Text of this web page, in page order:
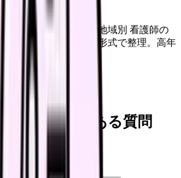
グ｜診療科・施設・地域別 看護師の
地域別にランキング形式で整理。高年
できます。
投稿文コピー
前後によくある質問
確認できますか？
ものですか？